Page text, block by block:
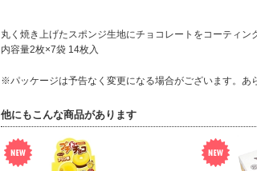
丸く焼き上げたスポンジ生地にチョコレートをコーティン
内容量2枚×7袋 14枚入
※パッケージは予告なく変更になる場合がございます。あ
他にもこんな商品があります